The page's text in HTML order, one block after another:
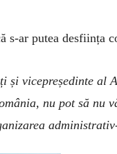
s-ar putea desființa
și vicepreședinte al
nu pot să nu